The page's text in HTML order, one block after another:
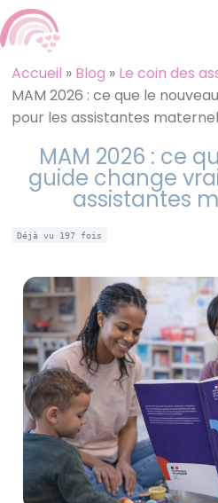
Accueil » Blog » Le coin des
MAM 2026 : ce que le
pour les assistantes
MAM 2026 : ce
guide change
assistantes
Déjà vu 197 fois